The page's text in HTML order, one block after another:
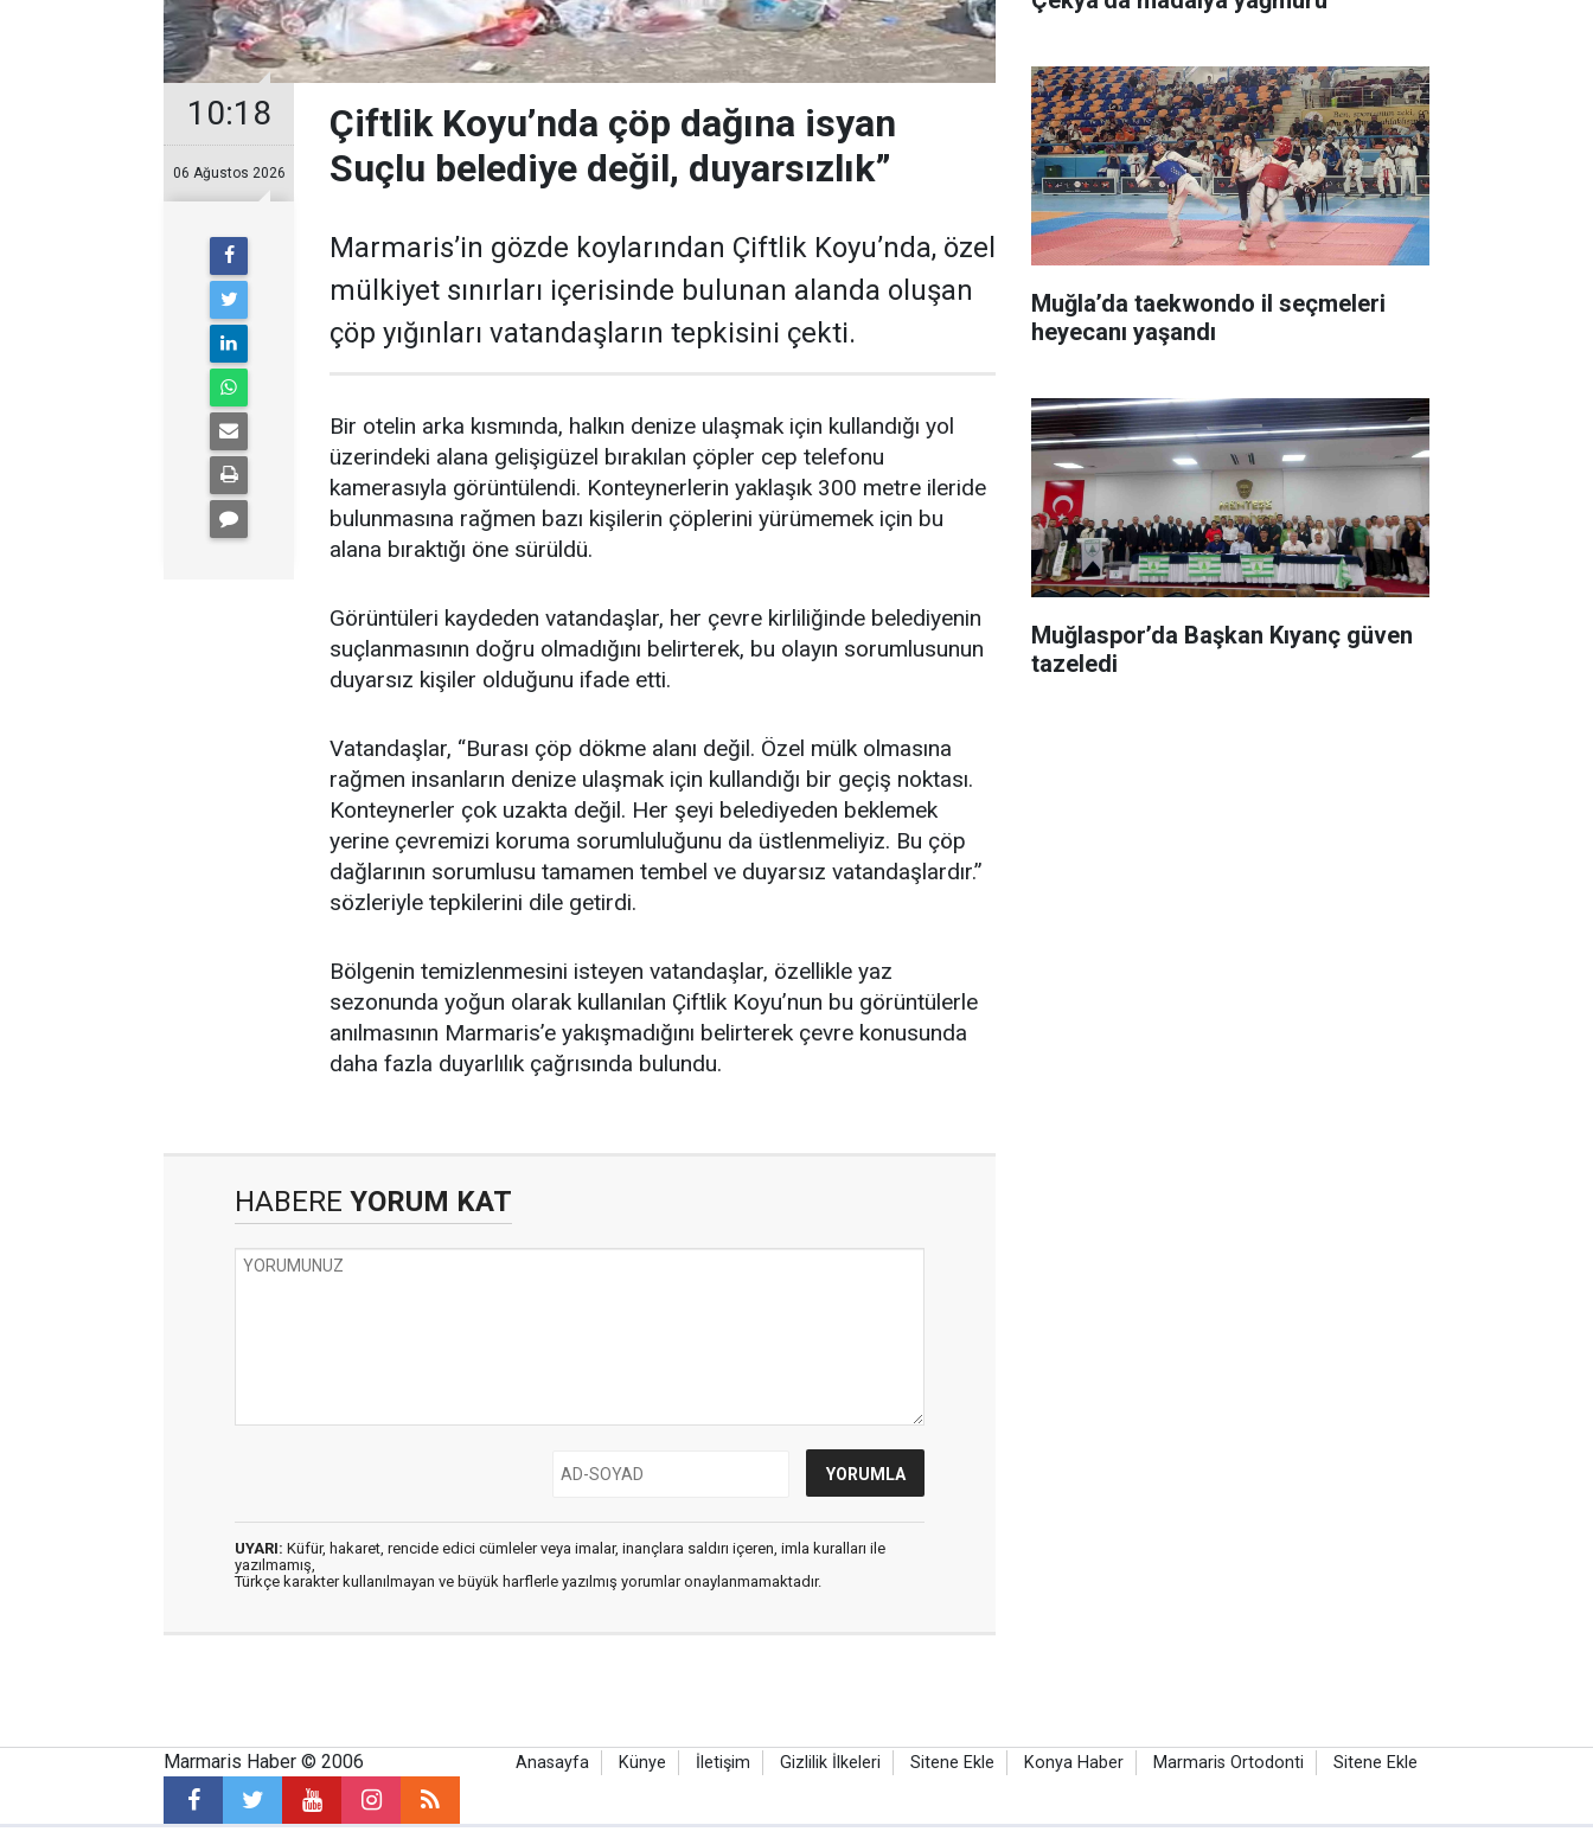
10:18
06 Ağustos 2026
Çiftlik Koyu’nda çöp dağına isyan
Suçlu belediye değil, duyarsızlık”
Marmaris’in gözde koylarından Çiftlik Koyu’nda, özel
mülkiyet sınırları içerisinde bulunan alanda oluşan
çöp yığınları vatandaşların tepkisini çekti.
Bir otelin arka kısmında, halkın denize ulaşmak için kullandığı yol
üzerindeki alana gelişigüzel bırakılan çöpler cep telefonu
kamerasıyla görüntülendi. Konteynerlerin yaklaşık 300 metre ileride
bulunmasına rağmen bazı kişilerin çöplerini yürümemek için bu
alana bıraktığı öne sürüldü.
Görüntüleri kaydeden vatandaşlar, her çevre kirliliğinde belediyenin
suçlanmasının doğru olmadığını belirterek, bu olayın sorumlusunun
duyarsız kişiler olduğunu ifade etti.
Vatandaşlar, “Burası çöp dökme alanı değil. Özel mülk olmasına
rağmen insanların denize ulaşmak için kullandığı bir geçiş noktası.
Konteynerler çok uzakta değil. Her şeyi belediyeden beklemek
yerine çevremizi koruma sorumluluğunu da üstlenmeliyiz. Bu çöp
dağlarının sorumlusu tamamen tembel ve duyarsız vatandaşlardır.”
sözleriyle tepkilerini dile getirdi.
Bölgenin temizlenmesini isteyen vatandaşlar, özellikle yaz
sezonunda yoğun olarak kullanılan Çiftlik Koyu’nun bu görüntülerle
anılmasının Marmaris’e yakışmadığını belirterek çevre konusunda
daha fazla duyarlılık çağrısında bulundu.
HABERE YORUM KAT
UYARI: Küfür, hakaret, rencide edici cümleler veya imalar, inançlara saldırı içeren, imla kuralları ile
yazılmamış,
Türkçe karakter kullanılmayan ve büyük harflerle yazılmış yorumlar onaylanmamaktadır.
Muğla’da taekwondo il seçmeleri
heyecanı yaşandı
Muğlaspor’da Başkan Kıyanç güven
tazeledi
Marmaris Haber © 2006 Anasayfa Künye İletişim Gizlilik İlkeleri Sitene Ekle Konya Haber Marmaris Ortodonti Sitene Ekle